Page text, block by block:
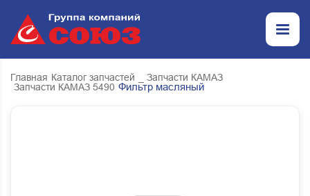
Главная Каталог запчастей
_ Запчасти КАМАЗ
Запчасти КАМАЗ 5490 Фильтр масляный